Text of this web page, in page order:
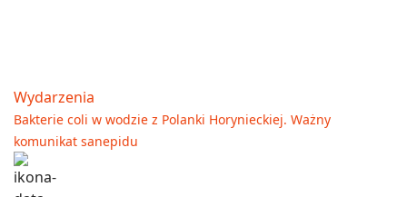
Wydarzenia
Bakterie coli w wodzie z Polanki Horynieckiej. Ważny
komunikat sanepidu